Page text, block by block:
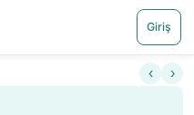
Giriş
‹ ›